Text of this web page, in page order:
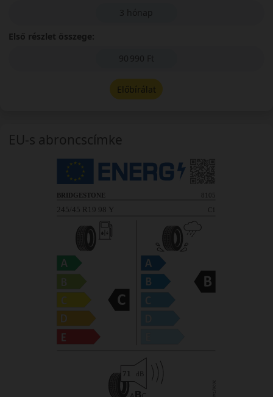
3 hónap
Első részlet összege:
90 990 Ft
Előbírálat
EU-s abroncscímke